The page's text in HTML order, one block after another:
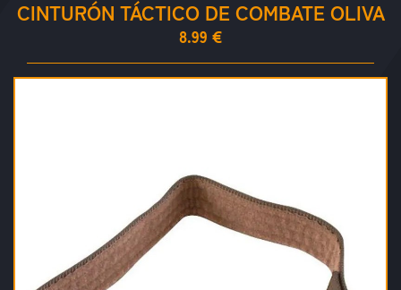
CINTURÓN TÁCTICO DE COMBATE OLIVA
8.99 €